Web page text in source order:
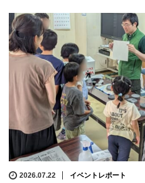
2026.07.22 イベントレポート